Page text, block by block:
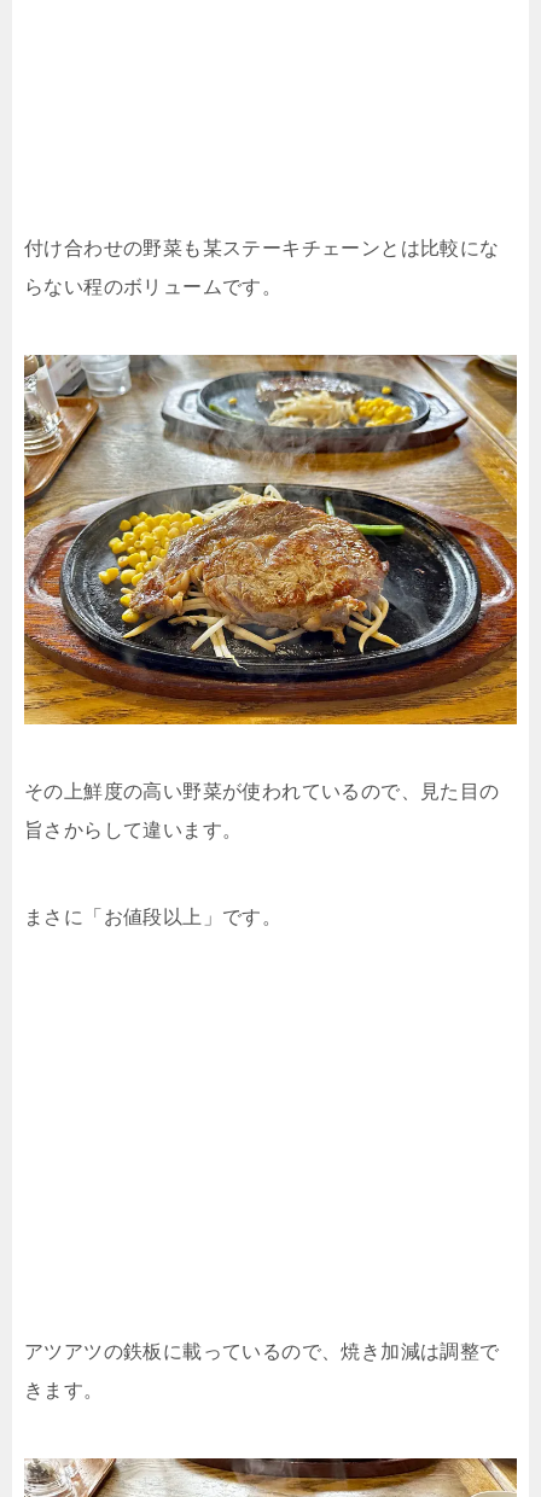
付け合わせの野菜も某ステーキチェーンとは比較にな
らない程のボリュームです。
その上鮮度の高い野菜が使われているので、見た目の
旨さからして違います。
まさに「お値段以上」です。
アツアツの鉄板に載っているので、焼き加減は調整で
きます。